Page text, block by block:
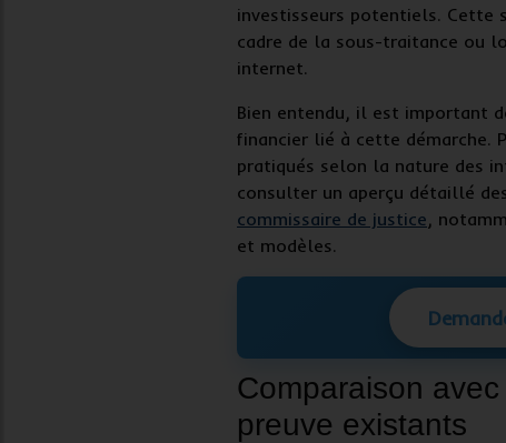
investisseurs potentiels. Cette
cadre de la sous-traitance ou
internet.
Bien entendu, il est important
financier lié à cette démarche.
pratiqués selon la nature des
consulter un aperçu détaillé
commissaire de justice,
et modèles.
Comparaison
preuve existants